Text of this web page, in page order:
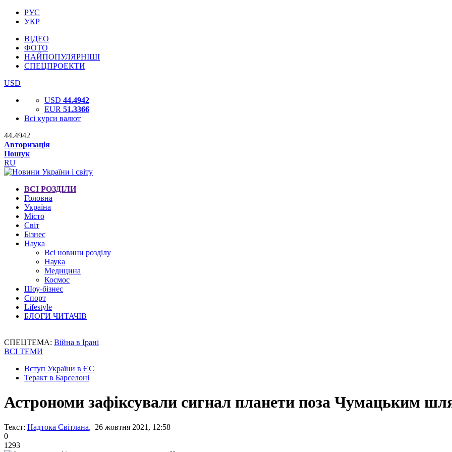
РУС
УКР
ВІДЕО
ФОТО
НАЙПОПУЛЯРНІШІ
СПЕЦПРОЕКТИ
USD
USD 44.4942
EUR 51.3366
Всі курси валют
44.4942
Авторизація
Пошук
RU
ВСІ РОЗДІЛИ
Головна
Україна
Місто
Світ
Бізнес
Наука
Всі новини розділу
Наука
Медицина
Космос
Шоу-бізнес
Спорт
Lifestyle
БЛОГИ ЧИТАЧІВ
СПЕЦТЕМА: Війна в Ірані
ВСІ ТЕМИ
Вступ України в ЄС
Теракт в Барселоні
Астрономи зафіксували сигнал планети поза Чумацьким
Текст: Надтока Світлана, 26 жовтня 2021, 12:58
0
1293